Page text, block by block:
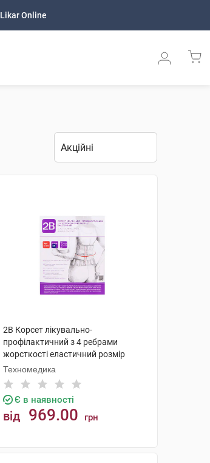
Likar Online
2B Корсет лікувально-
профілактичний з 4 ребрами
жорсткості еластичний розмір
XL/XXL 1 шт
Техномедика
Є в наявності
від 969.00 грн